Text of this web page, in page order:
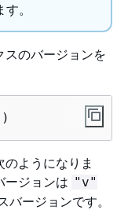
。
スのバージョンを
ようになりま
ージョンは "v"
ージョンです。